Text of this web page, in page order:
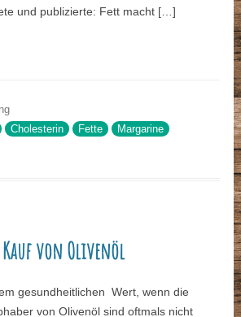
und publizierte: Fett macht […]
Cholesterin Fette Margarine
von Olivenöl
gesundheitlichen Wert, wenn die
von Olivenöl sind oftmals nicht